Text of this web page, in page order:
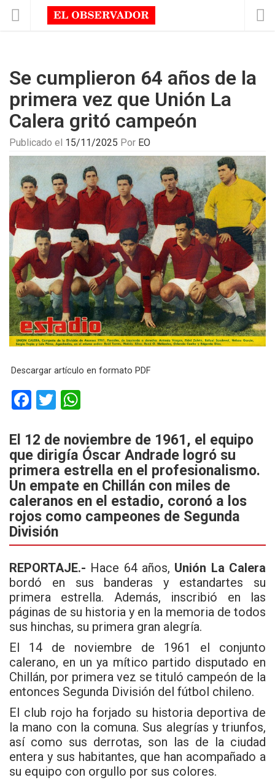
Se cumplieron 64 años de la
primera vez que Unión La
Calera gritó campeón
Publicado el 15/11/2025 Por EO
Descargar artículo en formato PDF
F
ce
b
o
o
k
T
tt
er
at
s
A
p
p
El 12 de noviembre de 1961, el equipo
que dirigía Óscar Andrade logró su
primera estrella en el profesionalismo.
Un empate en Chillán con miles de
caleranos en el estadio, coronó a los
rojos como campeones de Segunda
División
REPORTAJE.- Hace 64 años, Unión La Calera
bordó en sus banderas y estandartes su
primera estrella. Además, inscribió en las
páginas de su historia y en la memoria de todos
sus hinchas, su primera gran alegría.
El 14 de noviembre de 1961 el conjunto
calerano, en un ya mítico partido disputado en
Chillán, por primera vez se tituló campeón de la
entonces Segunda División del fútbol chileno.
El club rojo ha forjado su historia deportiva de
la mano con la comuna. Sus alegrías y triunfos,
así como sus derrotas, son las de la ciudad
entera y sus habitantes, que han acompañado a
su equipo con orgullo por sus colores.